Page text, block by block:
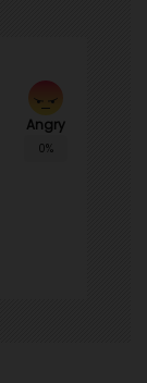
Angry
0%